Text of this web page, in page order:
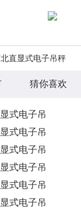
直显式电子吊秤
猜你喜欢
式电子吊
式电子吊
式电子吊
式电子吊
式电子吊
式电子吊